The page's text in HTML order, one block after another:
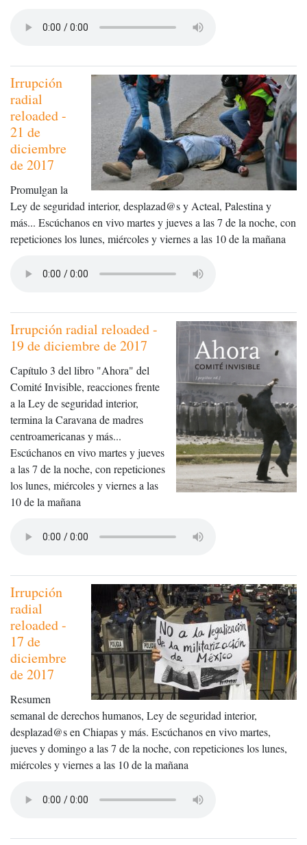
Irrupción
radial
reloaded -
21 de
diciembre
de 2017
Promulgan la
Ley de seguridad interior, desplazad@s y Acteal, Palestina y
más... Escúchanos en vivo martes y jueves a las 7 de la noche, con
repeticiones los lunes, miércoles y viernes a las 10 de la mañana
Irrupción radial reloaded -
19 de diciembre de 2017
Capítulo 3 del libro "Ahora" del
Comité Invisible, reacciones frente
a la Ley de seguridad interior,
termina la Caravana de madres
centroamericanas y más...
Escúchanos en vivo martes y jueves
a las 7 de la noche, con repeticiones
los lunes, miércoles y viernes a las
10 de la mañana
Irrupción
radial
reloaded -
17 de
diciembre
de 2017
Resumen
semanal de derechos humanos, Ley de seguridad interior,
desplazad@s en Chiapas y más. Escúchanos en vivo martes,
jueves y domingo a las 7 de la noche, con repeticiones los lunes,
miércoles y viernes a las 10 de la mañana